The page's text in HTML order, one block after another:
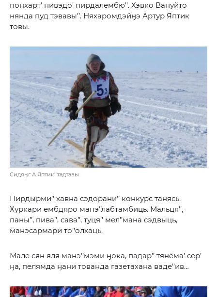
понхарт’ нивэдо’ пирдалембю’’. Хэвко Вануйто
нянда пуд тэвавы’’. Няхаромдэйӈэ Артур Яптик
товы.
Сидяӈг А.Яптик’ тадтавы
Пирдырми’’ хавна сэдорани’’ конкурс танясь.
Хуркари ембдяро манэ’’лабтамбиць. Мальця’’,
паны’’, пива’’, сава’’, туця’’ мел’’мана сэдвыць,
манэсармари то’’олхаць.
Мале сян яля манэ’’мэми ӈока, падар’’ тянёма’ сер’
ӈа, пелямда ӈани тованда газетахана ваде’’ив…